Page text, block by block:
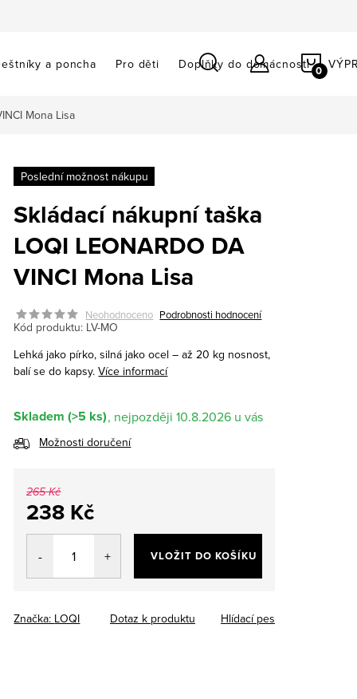
a poncha Pro děti Doplňky do domácnosti
Mona Lisa
Poslední možnost nákupu
Skládací nákupní taška
LOQI LEONARDO DA
VINCI Mona Lisa
Neohodnoceno Podrobnosti hodnocení
Kód produktu: LV-MO
Lehká jako pírko, silná jako ocel – až 20 kg nosnost,
balí se do kapsy.Více informací
Skladem (>5 ks) 10.8.2026
Možnosti doručení
265 Kč
238 Kč
Měrná
VLOŽIT DO KOŠÍKU
Značka: LOQI Dotaz k produktu Hlídací pes